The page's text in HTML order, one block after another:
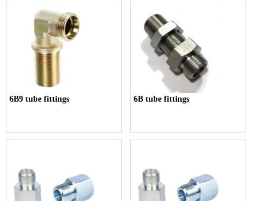
6B9 tube fittings 6B tube fittings